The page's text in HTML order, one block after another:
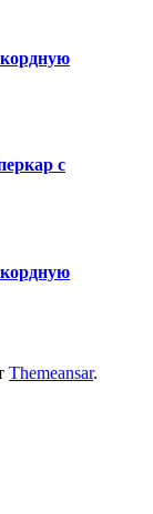
с
Themeansar.